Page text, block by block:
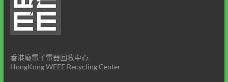
香港廢電子電器回收中心
HongKong WEEE Recycling Center